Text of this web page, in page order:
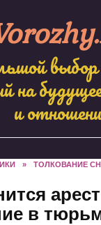
выбор
на
и
» ТОЛКОВАНИЕ
в